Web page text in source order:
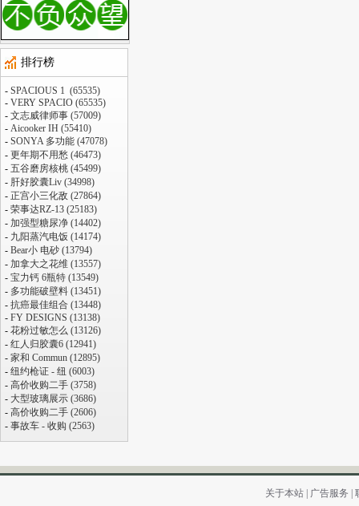
排行榜
- SPACIOUS 1 (65535)
- VERY SPACIO (65535)
- 文志威律师事 (57009)
- Aicooker IH (55410)
- SONYA 多功能 (47078)
- 更年期不用愁 (46473)
- 五谷磨房核桃 (45499)
- 肝好胶囊Liv (34998)
- 正宫小三化敌 (27864)
- 荣事达RZ-13 (25183)
- 加强型糖尿净 (14402)
- 九阳蒸汽电饭 (14174)
- Bear小 电砂 (13794)
- 加拿大之花维 (13557)
- 宝力钙 6瓶特 (13549)
- 多功能破壁料 (13451)
- 抗癌最佳组合 (13448)
- FY DESIGNS (13138)
- 花粉过敏怎么 (13126)
- 红人归胶囊6 (12941)
- 家和 Commun (12895)
- 纽约枪证 - 纽 (6003)
- 高价收购二手 (3758)
- 大型玻璃展示 (3686)
- 高价收购二手 (2606)
- 事故车 - 收购 (2563)
关于本站| 广告服务